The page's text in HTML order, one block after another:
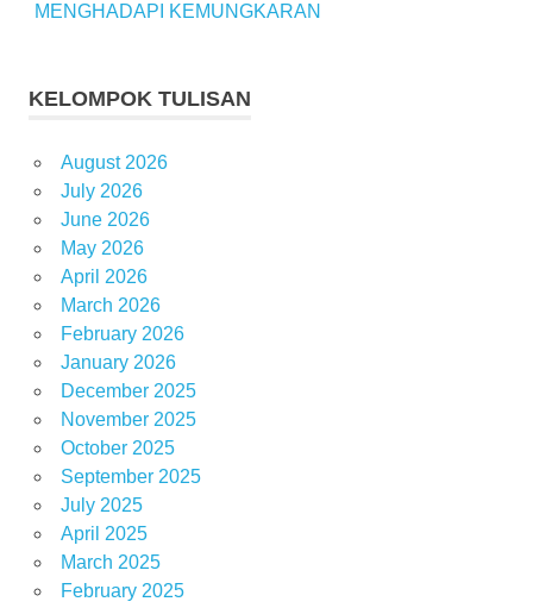
MENGHADAPI KEMUNGKARAN
KELOMPOK TULISAN
August 2026
July 2026
June 2026
May 2026
April 2026
March 2026
February 2026
January 2026
December 2025
November 2025
October 2025
September 2025
July 2025
April 2025
March 2025
February 2025